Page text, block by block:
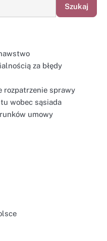
Szukaj
za błędy
rozpatrzenie sprawy
wobec sąsiada
umowy